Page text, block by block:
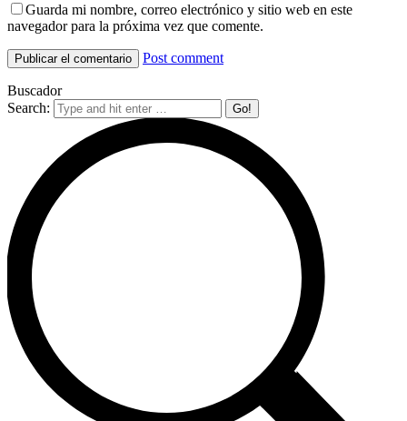
Guarda mi nombre, correo electrónico y sitio web en este
navegador para la próxima vez que comente.
Post comment
Buscador
Search: